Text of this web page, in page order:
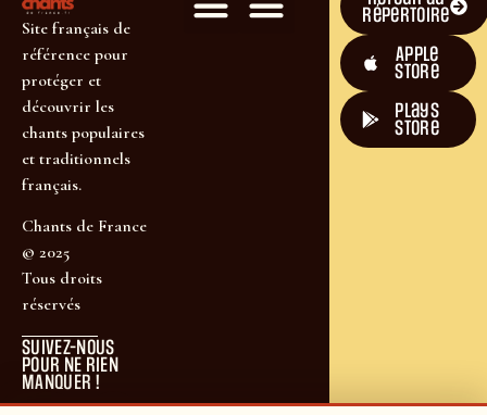
Site français de
référence pour
protéger et
découvrir les
chants populaires
et traditionnels
français.
Chants de France
© 2025
Tous droits
réservés
SUIVEZ-NOUS
POUR NE RIEN
MANQUER !
répertoire
Apple
Store
plays
store